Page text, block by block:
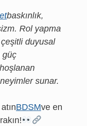
baskınlık,
Rol yapma
çeşitli duyusal
güç
sunar.
BDSMve en